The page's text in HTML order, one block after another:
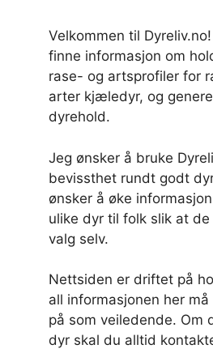
Velkommen til
finne informasjon om
rase- og artsprofiler for
arter kjæledyr, og
dyrehold.
Jeg ønsker å bruke
bevissthet rundt godt
ønsker å øke
ulike dyr til folk slik at
valg selv.
Nettsiden er driftet på
all informasjonen her
på som veiledende. Om
dyr skal du alltid